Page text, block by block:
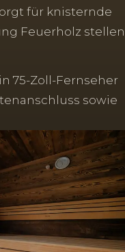
für knisternde
Feuerholz stellen
75-Zoll-Fernseher
sowie